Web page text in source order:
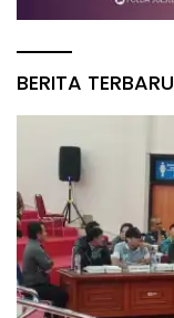
BERITA TERBARU